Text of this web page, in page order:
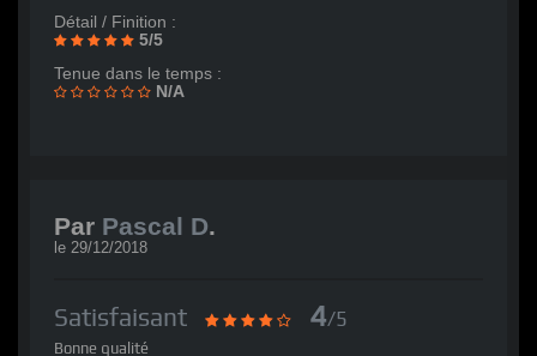
Détail / Finition :
5/5
Tenue dans le temps :
N/A
Par Pascal D.
le 29/12/2018
Satisfaisant 4/5
Bonne qualité